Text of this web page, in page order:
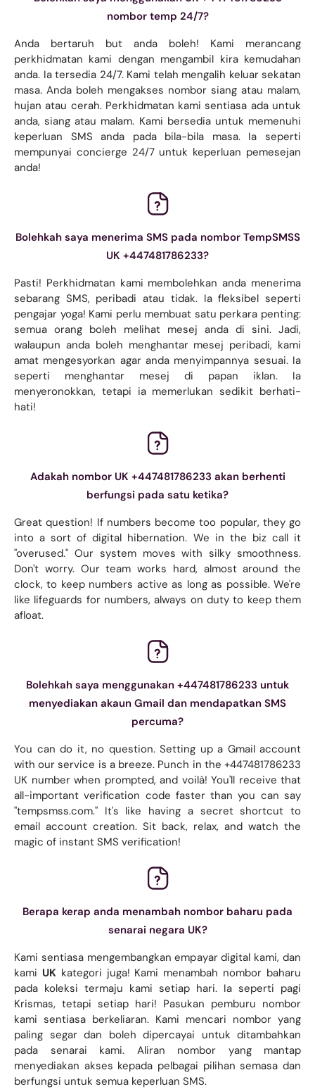
nombor temp 24/7?
Anda bertaruh but anda boleh! Kami merancang
perkhidmatan kami dengan mengambil kira kemudahan
anda. Ia tersedia 24/7. Kami telah mengalih keluar sekatan
masa. Anda boleh mengakses nombor siang atau malam,
hujan atau cerah. Perkhidmatan kami sentiasa ada untuk
anda, siang atau malam. Kami bersedia untuk memenuhi
keperluan SMS anda pada bila-bila masa. Ia seperti
mempunyai concierge 24/7 untuk keperluan pemesejan
anda!
Bolehkah saya menerima SMS pada nombor TempSMSS
UK +447481786233?
Pasti! Perkhidmatan kami membolehkan anda menerima
sebarang SMS, peribadi atau tidak. Ia fleksibel seperti
pengajar yoga! Kami perlu membuat satu perkara penting:
semua orang boleh melihat mesej anda di sini. Jadi,
walaupun anda boleh menghantar mesej peribadi, kami
amat mengesyorkan agar anda menyimpannya sesuai. Ia
seperti menghantar mesej di papan iklan. Ia
menyeronokkan, tetapi ia memerlukan sedikit berhati-
hati!
Adakah nombor UK +447481786233 akan berhenti
berfungsi pada satu ketika?
Great question! If numbers become too popular, they go
into a sort of digital hibernation. We in the biz call it
"overused." Our system moves with silky smoothness.
Don't worry. Our team works hard, almost around the
clock, to keep numbers active as long as possible. We're
like lifeguards for numbers, always on duty to keep them
afloat.
Bolehkah saya menggunakan +447481786233 untuk
menyediakan akaun Gmail dan mendapatkan SMS
percuma?
You can do it, no question. Setting up a Gmail account
with our service is a breeze. Punch in the +447481786233
UK number when prompted, and voilà! You'll receive that
all-important verification code faster than you can say
"tempsmss.com." It's like having a secret shortcut to
email account creation. Sit back, relax, and watch the
magic of instant SMS verification!
Berapa kerap anda menambah nombor baharu pada
senarai negara UK?
Kami sentiasa mengembangkan empayar digital kami, dan
kami UKkategori juga! Kami menambah nombor baharu
pada koleksi termaju kami setiap hari. Ia seperti pagi
Krismas, tetapi setiap hari! Pasukan pemburu nombor
kami sentiasa berkeliaran. Kami mencari nombor yang
paling segar dan boleh dipercayai untuk ditambahkan
pada senarai kami. Aliran nombor yang mantap
menyediakan akses kepada pelbagai pilihan semasa dan
berfungsi untuk semua keperluan SMS.